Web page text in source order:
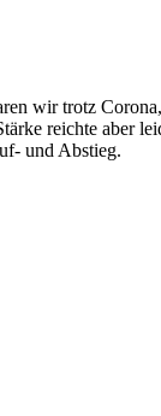
wir trotz
reichte aber
und Abstieg.